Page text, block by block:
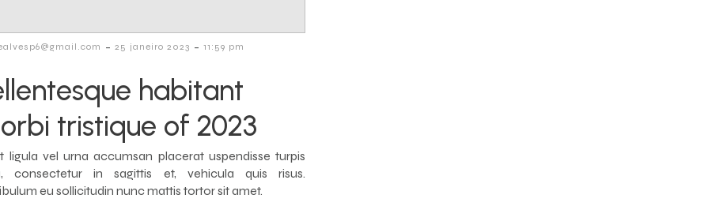
- 25 janeiro 2023 - 11:59 pm
habitant
tristique of 2023
ligula vel urna accumsan placerat uspendisse turpis
consectetur in sagittis et, vehicula quis risus.
eu sollicitudin nunc mattis tortor sit amet.